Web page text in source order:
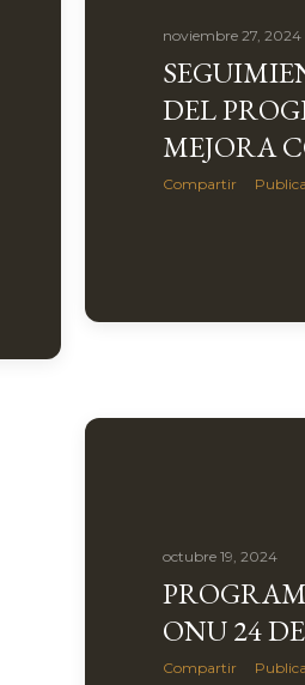
noviembre 27, 2024
DEL
MEJORA
Compartir
octubre 19, 2024
ONU 24
Compartir